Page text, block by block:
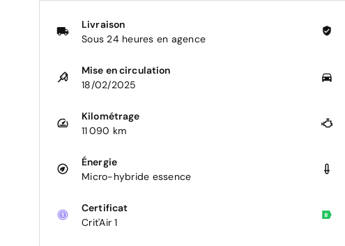
Livraison
Sous 24 heures en agence
Mise en circulation
18/02/2025
Kilométrage
11 090 km
Énergie
Micro-hybride essence
Certificat
Crit'Air 1